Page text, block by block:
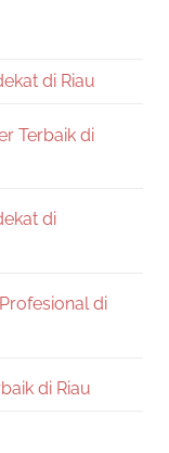
di Riau
Terbaik di
di
di
di Riau